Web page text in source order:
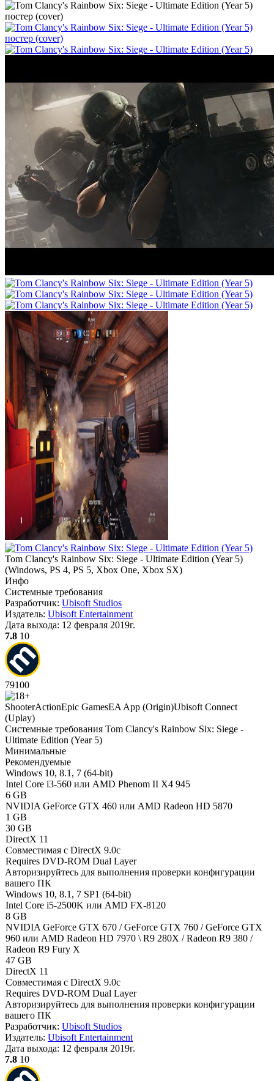
Tom Clancy's Rainbow Six: Siege - Ultimate Edition (Year 5)
(Windows, PS 4, PS 5, Xbox One, Xbox SX)
Инфо
Системные требования
Разработчик: Ubisoft Studios
Издатель: Ubisoft Entertainment
Дата выхода: 12 февраля 2019г.
7.8 10
79100
ShooterActionEpic GamesEA App (Origin)Ubisoft Connect
(Uplay)
Системные требования Tom Clancy's Rainbow Six: Siege -
Ultimate Edition (Year 5)
Минимальные
Рекомендуемые
Windows 10, 8.1, 7 (64-bit)
Intel Core i3-560 или AMD Phenom II X4 945
6 GB
NVIDIA GeForce GTX 460 или AMD Radeon HD 5870
1 GB
30 GB
DirectX 11
Совместимая с DirectX 9.0c
Requires DVD-ROM Dual Layer
Авторизируйтесь для выполнения проверки конфигурации
вашего ПК
Windows 10, 8.1, 7 SP1 (64-bit)
Intel Core i5-2500K или AMD FX-8120
8 GB
NVIDIA GeForce GTX 670 / GeForce GTX 760 / GeForce GTX
960 или AMD Radeon HD 7970 \ R9 280X / Radeon R9 380 /
Radeon R9 Fury X
47 GB
DirectX 11
Совместимая с DirectX 9.0c
Requires DVD-ROM Dual Layer
Авторизируйтесь для выполнения проверки конфигурации
вашего ПК
Разработчик: Ubisoft Studios
Издатель: Ubisoft Entertainment
Дата выхода: 12 февраля 2019г.
7.8 10